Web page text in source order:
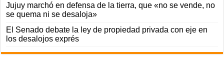
Jujuy marchó en defensa de la tierra, que «no se vende, no
se quema ni se desaloja»
El Senado debate la ley de propiedad privada con eje en
los desalojos exprés